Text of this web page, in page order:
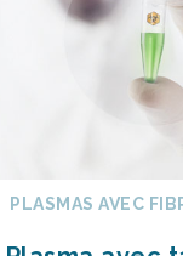
PLASMAS AVEC